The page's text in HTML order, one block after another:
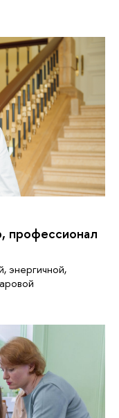
про­фес­си­о­нал
энергичной,